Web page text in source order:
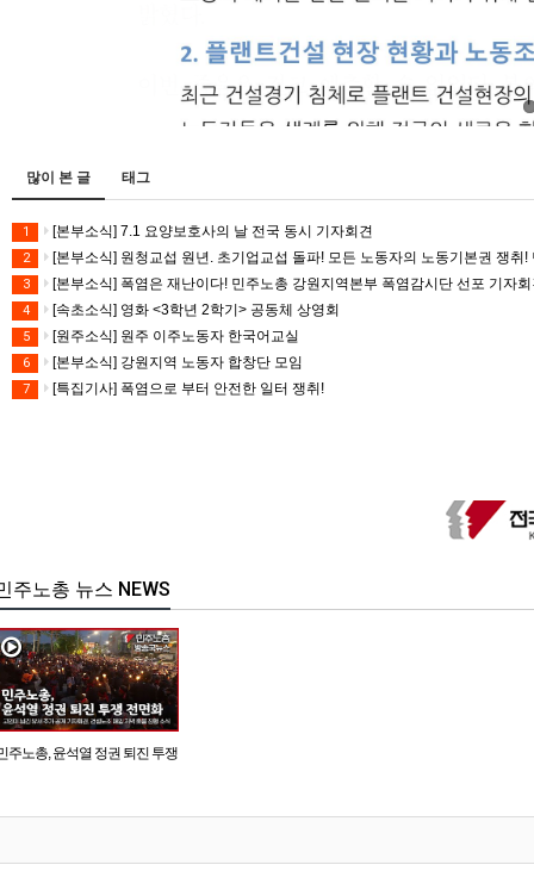
많이 본 글 태그
1 [본부소식] 7.1 요양보호사의 날 전국 동시 기자회견
2 [본부소식] 원청교섭 원년. 초기업교섭 돌파! 모든 노동자의 노동기본권 쟁취
3 [본부소식] 폭염은 재난이다! 민주노총 강원지역본부 폭염감시단 선포 기자
4 [속초소식] 영화 <3학년 2학기> 공동체 상영회
5 [원주소식] 원주 이주노동자 한국어교실
6 [본부소식] 강원지역 노동자 합창단 모임
7 [특집기사] 폭염으로 부터 안전한 일터 쟁취!
주노총 뉴스 NEWS
주노총, 윤석열 정권 퇴진 투쟁